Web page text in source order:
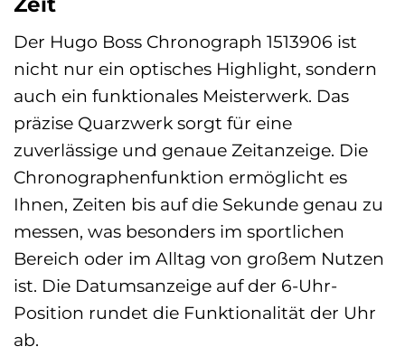
Der Hugo Boss Chronograph 1513906 ist
nicht nur ein optisches Highlight, sondern
auch ein funktionales Meisterwerk. Das
präzise Quarzwerk sorgt für eine
zuverlässige und genaue Zeitanzeige. Die
Chronographenfunktion ermöglicht es
Ihnen, Zeiten bis auf die Sekunde genau zu
messen, was besonders im sportlichen
Bereich oder im Alltag von großem Nutzen
ist. Die Datumsanzeige auf der 6-Uhr-
Position rundet die Funktionalität der Uhr
ab.